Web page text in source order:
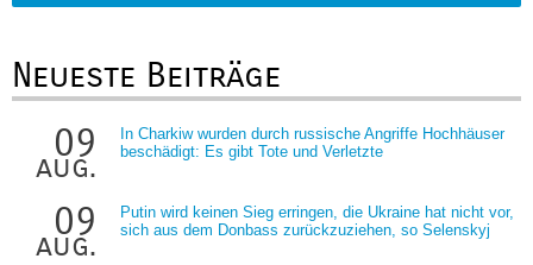
Neueste Beiträge
09
aug.
In Charkiw wurden durch russische Angriffe Hochhäuser
beschädigt: Es gibt Tote und Verletzte
09
aug.
Putin wird keinen Sieg erringen, die Ukraine hat nicht vor,
sich aus dem Donbass zurückzuziehen, so Selenskyj